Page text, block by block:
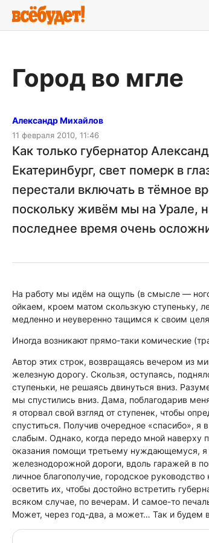
Город во мгле
Александр Михайлов
11 февраля 2010, 11:46
Как только губернатор
Екатеринбург, свет померк в
перестали включать в тёмное
поскольку живём мы на Урале,
последнее время очень
На работу мы идём на ощупь (в смысле —
ойкаем, кроем матом скользкую ступеньку,
медленно и неуверенно тащимся к своим
Иногда возникают прямо-таки комические
Автор этих строк, возвращаясь вечером из
железную дорогу. Скользя, оступаясь,
ступеньки, не решаясь двинуться вниз.
мы спустились вниз. Дама, поблагодарив
я оторвал свой взгляд от ступенек, чтобы
спуститься. Получив очередное «спасибо», я
слабым. Однако, когда передо мной
оказания помощи третьему нуждающемуся, я
железнодорожной дороги, вдоль гаражей в
личное благополучие, городское
осветить их, чтобы достойно встретить
всяком случае, по вечерам. И самое-то
Может, через год-два, а может… Так и будем